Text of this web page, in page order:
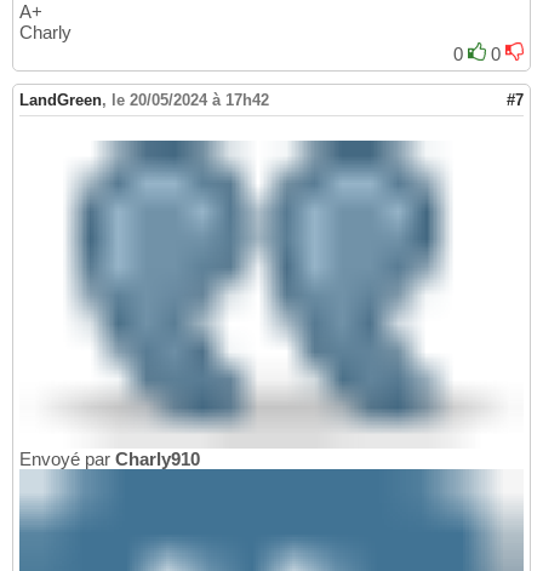
A+
Charly
0
0
LandGreen, le 20/05/2024 à 17h42 #7
Envoyé par Charly910